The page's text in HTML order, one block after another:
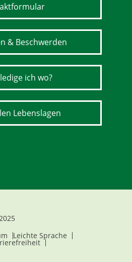
& Beschwerden
ich wo?
Lebenslagen
Leichte Sprache